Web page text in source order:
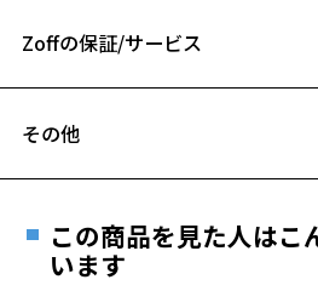
お気に入りリスト
1998年、スタイリスト・フォトグラファ
約四半世紀の休止を経て、2025年3月に再
ヴィンテージ感と現代性を融合させたス
ィック、多様なコラボレーションを通じ
アイディアとプロダクトの継続的な発展
B ブリッジ(鼻部分)の横幅：19mm
フレームとレンズの合計料
Zoffの保証/サービス
安心1 フレーム１年間品質
その他
ご希望のお客さまは、「レンズ交
最寄りのZoff実店舗にてレンズを
※サングラスやパッケージ品では「
この商品を見た人はこ
います